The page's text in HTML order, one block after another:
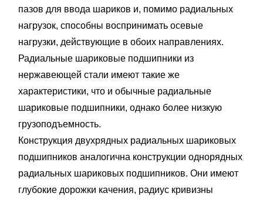
пазов для ввода шариков и, помимо радиальных
нагрузок, способны воспринимать осевые
нагрузки, действующие в обоих направлениях.
Радиальные шариковые подшипники из
нержавеющей стали имеют такие же
характеристики, что и обычные радиальные
шариковые подшипники, однако более низкую
грузоподъемность.
Конструкция двухрядных радиальных шариковых
подшипников аналогична конструкции однорядных
радиальных шариковых подшипников. Они имеют
глубокие дорожки качения, радиус кривизны